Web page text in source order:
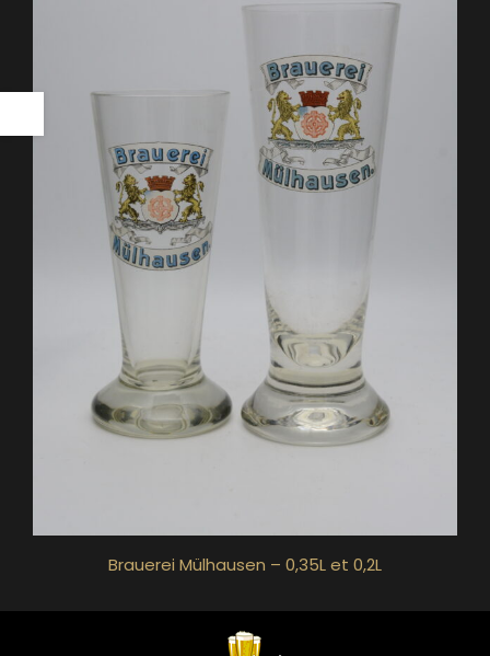
Brauerei Mülhausen – 0,35L et 0,2L